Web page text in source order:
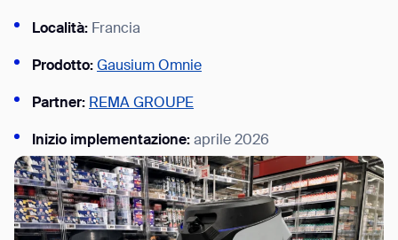
Località: Francia
Prodotto: Gausium Omnie
Partner: REMA GROUPE
Inizio implementazione: aprile 2026